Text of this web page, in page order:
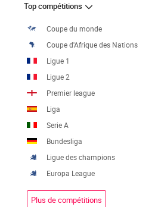
Top compétitions
Coupe du monde
Coupe d'Afrique des Nations
Ligue 1
Ligue 2
Premier league
Liga
Serie A
Bundesliga
Ligue des champions
Europa League
Plus de compétitions